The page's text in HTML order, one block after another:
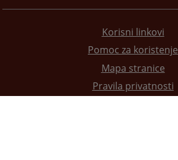
Korisni linkovi
Pomoc za koristenje
Mapa stranice
Pravila privatnosti